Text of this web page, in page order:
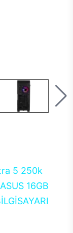
5 250k
16GB